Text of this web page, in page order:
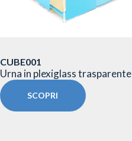
CUBE001
Urna in plexiglass trasparente
SCOPRI